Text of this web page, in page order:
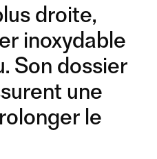
droite,
inoxydable
Son dossier
une
le